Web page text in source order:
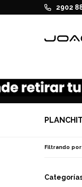
2902
Filtrando